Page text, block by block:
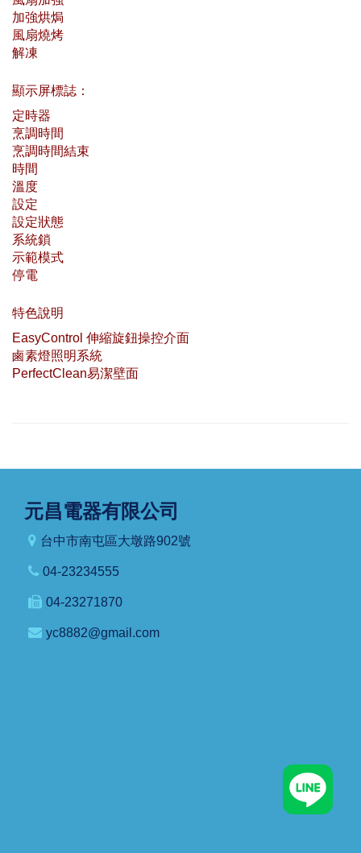
加強烘焗
風扇燒烤
解凍
顯示屏標誌：
定時器
烹調時間
烹調時間結束
時間
溫度
設定
設定狀態
系統鎖
示範模式
停電
特色說明
EasyControl 伸縮旋鈕操控介面
鹵素燈照明系統
PerfectClean易潔壁面
元昌電器有限公司
台中市南屯區大墩路902號
04-23234555
04-23271870
yc8882@gmail.com